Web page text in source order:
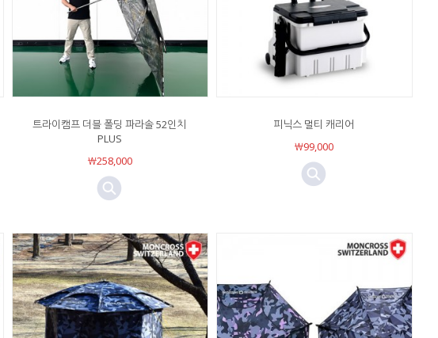
트라이캠프 더블 폴딩 파라솔 52인치
PLUS
￦258,000
피닉스 멀티 캐리어
￦99,000